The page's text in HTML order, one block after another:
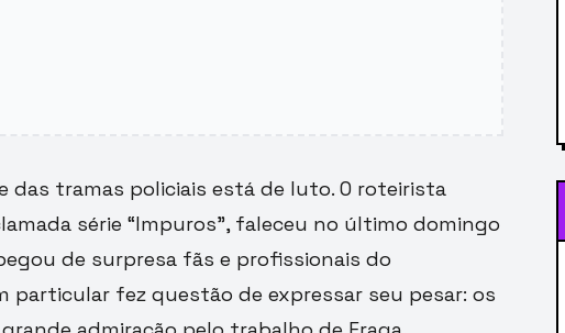
das tramas policiais está de luto. O roteirista
série “Impuros”, faleceu no último domingo
de surpresa fãs e profissionais do
particular fez questão de expressar seu pesar: os